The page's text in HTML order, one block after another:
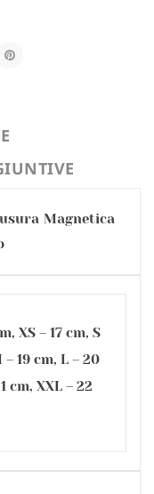
Magnetica
XS – 17 cm, S
– 19 cm, L – 20
cm, XXL – 22